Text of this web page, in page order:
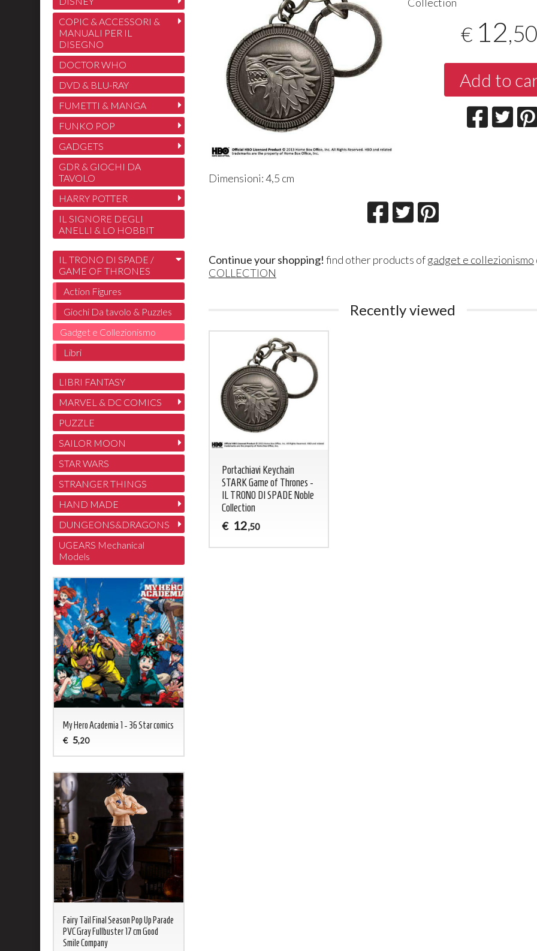
€ 12,50
Add to
Dimensioni: 4,5 cm
Continue your shopping! find other products ofgadget e collezionismo
COLLECTION
Recently viewed
Portachiavi Keychain
STARK Game of Thrones -
IL TRONO DI SPADE Noble
Collection
€ 12,50
COPIC & ACCESSORI &
MANUALI PER IL
DISEGNO
DOCTOR WHO
DVD & BLU-RAY
FUMETTI & MANGA
FUNKO POP
GADGETS
GDR & GIOCHI DA
TAVOLO
HARRY POTTER
IL SIGNORE DEGLI
ANELLI & LO HOBBIT
IL TRONO DI SPADE /
GAME OF THRONES
Action Figures
Giochi Da tavolo & Puzzles
Gadget e Collezionismo
Libri
LIBRI FANTASY
MARVEL & DC COMICS
PUZZLE
SAILOR MOON
STAR WARS
STRANGER THINGS
HAND MADE
DUNGEONS&DRAGONS
UGEARS Mechanical
Models
My Hero Academia 1 - 36 Star comics
€ 5,20
Fairy Tail Final Season Pop Up Parade
PVC Gray Fullbuster 17 cm Good
Smile Company
MADE in ABYSS 1- 11 Jpop
7
THE
Jpop Conclusa